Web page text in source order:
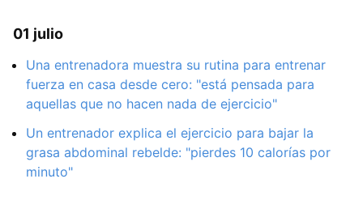
01 julio
Una entrenadora muestra su rutina para entrenar
fuerza en casa desde cero: "está pensada para
aquellas que no hacen nada de ejercicio"
Un entrenador explica el ejercicio para bajar la
grasa abdominal rebelde: "pierdes 10 calorías por
minuto"